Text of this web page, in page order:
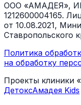
ООО «АМАДЕЯ»,
1212600004165.
от 10.08.2021,
Ставропольского
Политика
на обработку
Проекты клиники
ДетоксАмадея Kids